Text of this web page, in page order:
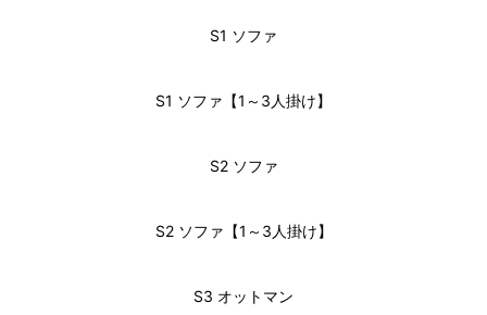
S1 ソファ
S1 ソファ【1～3人掛け】
S2 ソファ
S2 ソファ【1～3人掛け】
S3 オットマン